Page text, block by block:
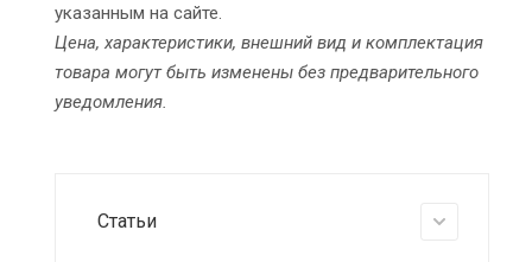
указанным на сайте.
Цена, характеристики, внешний вид и комплектация
товара могут быть изменены без предварительного
уведомления.
Статьи